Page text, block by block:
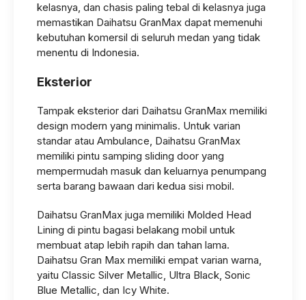
kelasnya, dan chasis paling tebal di kelasnya juga
memastikan Daihatsu GranMax dapat memenuhi
kebutuhan komersil di seluruh medan yang tidak
menentu di Indonesia.
Eksterior
Tampak eksterior dari Daihatsu GranMax memiliki
design modern yang minimalis. Untuk varian
standar atau Ambulance, Daihatsu GranMax
memiliki pintu samping sliding door yang
mempermudah masuk dan keluarnya penumpang
serta barang bawaan dari kedua sisi mobil.
Daihatsu GranMax juga memiliki Molded Head
Lining di pintu bagasi belakang mobil untuk
membuat atap lebih rapih dan tahan lama.
Daihatsu Gran Max memiliki empat varian warna,
yaitu Classic Silver Metallic, Ultra Black, Sonic
Blue Metallic, dan Icy White.